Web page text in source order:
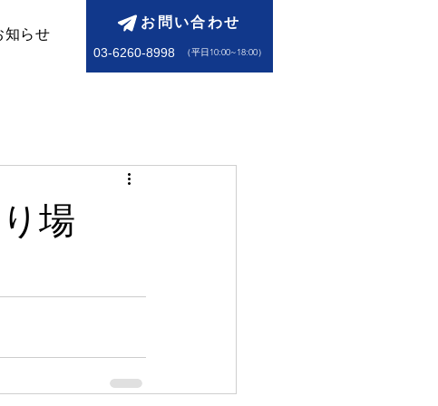
知らせ
お問い合わせ
03-6260-8998 ​（平日10:00~18:00）
り場